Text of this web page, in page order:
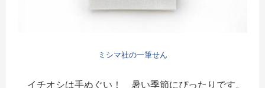
ミシマ社の一筆せん
イチオシは手ぬぐい！ 暑い季節にぴったりです。